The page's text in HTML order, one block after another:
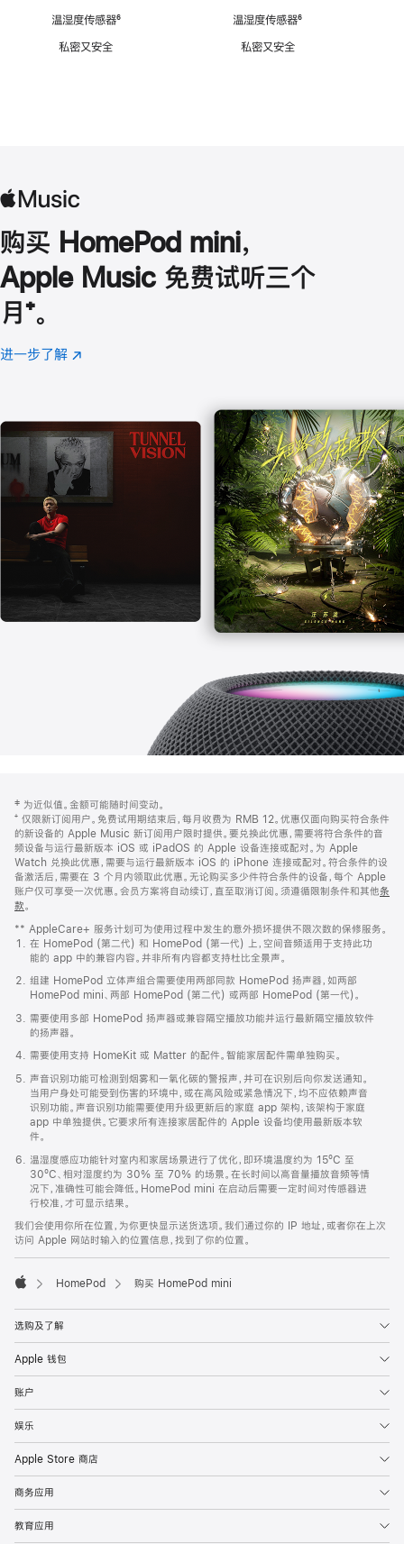
温湿度传感器脚
⁶
私密又安全
温湿度传感器脚
⁶
私密又安全
购买 HomePod mini，
Apple Music 免费试听三个
月 脚
注
⁺。
进一步了解 Apple
(在
口
中
打
开)
页
页
脚
注
‡ 为近似值。金额可能随时间变动。
⁺ 仅限新订阅用户。免费试用期结束后，每月收费为 RMB 12。优惠仅面向购买符合条件
的新设备的 Apple Music 新订阅用户限时提供。要兑换此优惠，需要将符合条件的音
频设备与运行最新版本 iOS 或 iPadOS 的 Apple 设备连接或配对。为 Apple
Watch 兑换此优惠，需要与运行最新版本 iOS 的 iPhone 连接或配对。符合条件的设
备激活后，需要在 3 个月内领取此优惠。无论购买多少件符合条件的设备，每个 Apple
账户仅可享受一次优惠。会员方案将自动续订，直至取消订阅。须遵循限制条件和其他条
款。
窗
口
中
打
开)
** AppleCare+ 服务计划可为使用过程中发生的意外损坏提供不限次数的保修服务。
在 HomePod (第二代) 和 HomePod (第一代) 上，空间音频适用于支持此功
能的 app 中的兼容内容。并非所有内容都支持杜比全景声。
组建 HomePod 立体声组合需要使用两部同款 HomePod 扬声器，如两部
HomePod mini、两部 HomePod (第二代) 或两部 HomePod (第一代)。
需要使用多部 HomePod 扬声器或兼容隔空播放功能并运行最新隔空播放软件
的扬声器。
需要使用支持 HomeKit 或 Matter 的配件。智能家居配件需单独购买。
声音识别功能可检测到烟雾和一氧化碳的警报声，并可在识别后向你发送通知。
当用户身处可能受到伤害的环境中，或在高风险或紧急情况下，均不应依赖声音
识别功能。声音识别功能需要使用升级更新后的家庭 app 架构，该架构于家庭
app 中单独提供。它要求所有连接家居配件的 Apple 设备均使用最新版本软
件。
温湿度感应功能针对室内和家居场景进行了优化，即环境温度约为 15ºC 至
30ºC、相对湿度约为 30% 至 70% 的场景。在长时间以高音量播放音频等情
况下，准确性可能会降低。HomePod mini 在启动后需要一定时间对传感器进
行校准，才可显示结果。
我们会使用你所在位置，为你更快显示送货选项。我们通过你的 IP 地址，或者你在上次
访问 Apple 网站时输入的位置信息，找到了你的位置。
HomePod 购买 HomePod mini
选购及了解
Apple 钱包
账户
娱乐
Apple Store 商店
商务应用
教育应用